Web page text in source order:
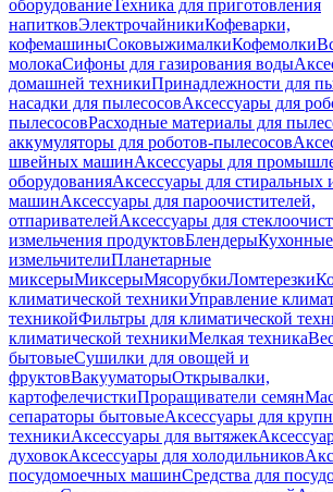
оборудованиеТехника для приготовления
напитковЭлектрочайникиКофеварки,
кофемашиныСоковыжималкиКофемолки
молокаСифоны для газирования воды
домашней техникиПринадлежности для
насадки для пылесосовАксессуары для
пылесосовРасходные материалы для
аккумуляторы для роботов-пылесосов
швейных машинАксессуары для
оборудованияАксессуары для
машинАксессуары для пароочистителей,
отпаривателейАксессуары для
измельчения продуктовБлендеры
измельчителиПланетарные
миксерыМиксерыМясорубкиЛомтерезки
климатической техникиУправление
техникойФильтры для климатической
климатической техникиМелкая техника
бытовыеСушилки для овощей и
фруктовВакууматорыОткрывалки,
картофелечисткиПроращиватели семян
сепараторы бытовыеАксессуары для
техникиАксессуары для вытяжек
духовокАксессуары для холодильников
посудомоечных машинСредства для